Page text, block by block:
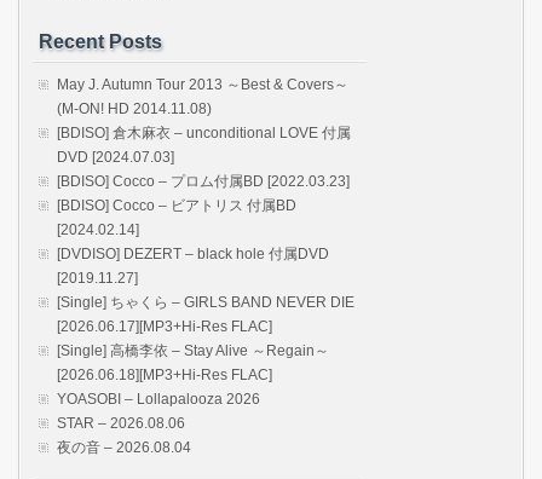
Recent Posts
May J. Autumn Tour 2013 ～Best & Covers～
(M-ON! HD 2014.11.08)
[BDISO] 倉木麻衣 – unconditional LOVE 付属
DVD [2024.07.03]
[BDISO] Cocco – プロム付属BD [2022.03.23]
[BDISO] Cocco – ビアトリス 付属BD
[2024.02.14]
[DVDISO] DEZERT – black hole 付属DVD
[2019.11.27]
[Single] ちゃくら – GIRLS BAND NEVER DIE
[2026.06.17][MP3+Hi-Res FLAC]
[Single] 高橋李依 – Stay Alive ～Regain～
[2026.06.18][MP3+Hi-Res FLAC]
YOASOBI – Lollapalooza 2026
STAR – 2026.08.06
夜の音 – 2026.08.04